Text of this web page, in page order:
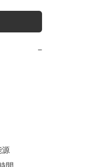
−
源